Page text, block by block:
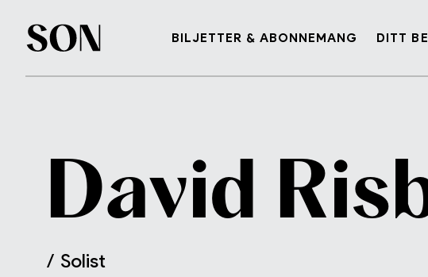
BILJETTER & ABONNEMANG DITT
David
/ Solist